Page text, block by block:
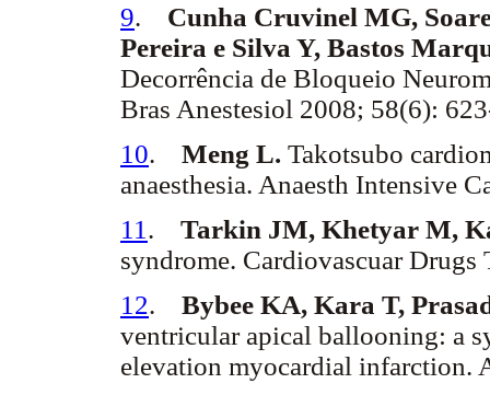
9. Cunha Cruvinel MG,
Pereira e Silva Y, Bastos
Decorrência de Bloqueio
Bras Anestesiol 2008; 58(6):
10. Meng L. Takotsubo
anaesthesia. Anaesth Intensive
11 . Tarkin JM, Khetyar M,
syndrome. Cardiovascuar
12. Bybee KA, Kara T,
ventricular apical ballooning: a
elevation myocardial infarction.